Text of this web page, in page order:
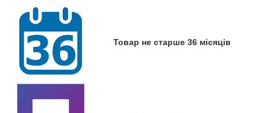
Товар не старше 36 місяців